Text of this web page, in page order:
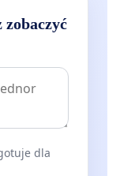
zobaczyć
dla